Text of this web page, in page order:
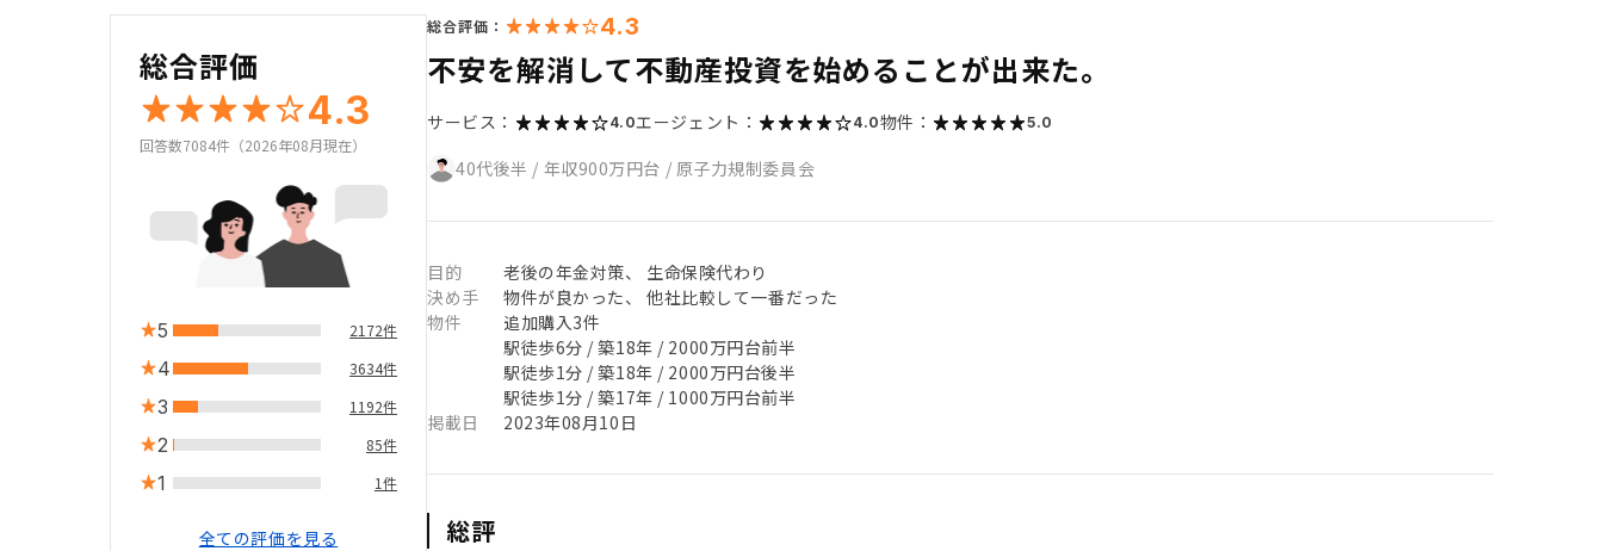
総合評価
4.3
回答数7084件（2026年08月現在）
5 2172件
4 3634件
3 1192件
2 85件
1 1件
全ての評価を見る
総合評価： 4.3
不安を解消して不動産投資を始めることが出来た。
サービス： 4.0エージェント： 4.0物件： 5.0
40代後半 / 年収900万円台 / 原子力規制委員会
目的
老後の年金対策、 生命保険代わり
決め手
物件が良かった、 他社比較して一番だった
物件
追加購入3件
駅徒歩6分 / 築18年 / 2000万円台前半
駅徒歩1分 / 築18年 / 2000万円台後半
駅徒歩1分 / 築17年 / 1000万円台前半
掲載日
2023年08月10日
総評